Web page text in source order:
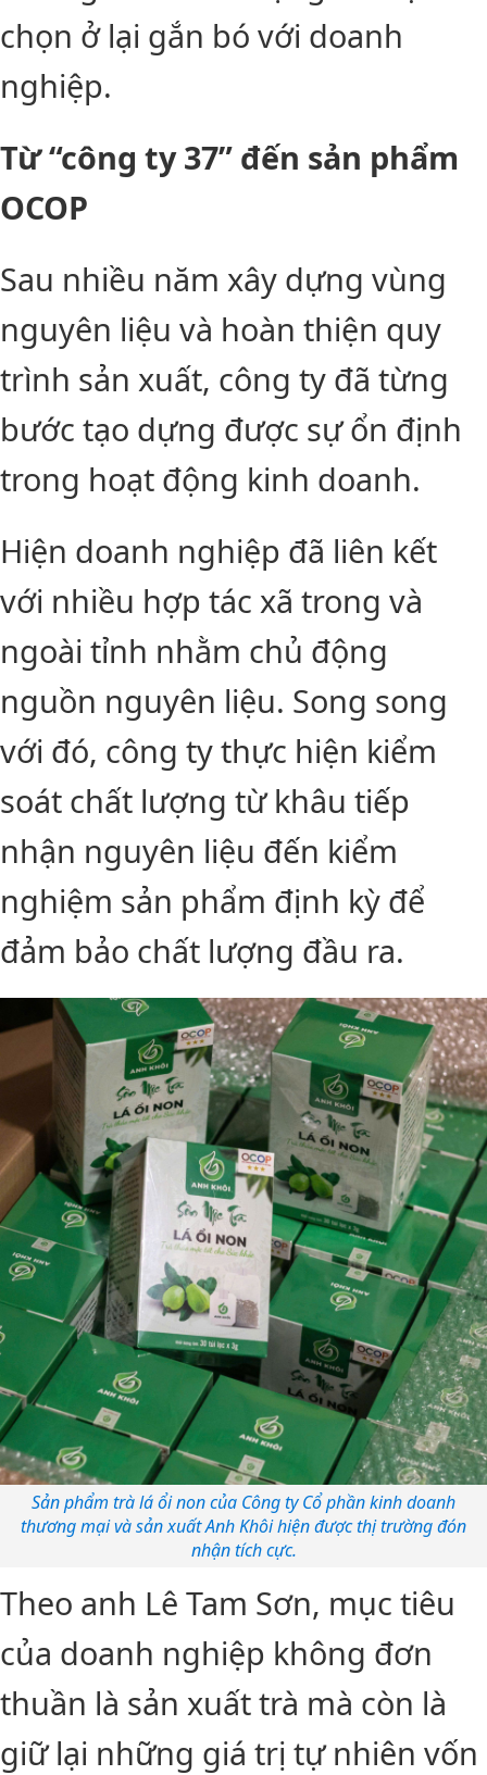
chọn ở lại gắn bó với doanh
nghiệp.
Từ “công ty 37” đến sản phẩm
OCOP
Sau nhiều năm xây dựng vùng
nguyên liệu và hoàn thiện quy
trình sản xuất, công ty đã từng
bước tạo dựng được sự ổn định
trong hoạt động kinh doanh.
Hiện doanh nghiệp đã liên kết
với nhiều hợp tác xã trong và
ngoài tỉnh nhằm chủ động
nguồn nguyên liệu. Song song
với đó, công ty thực hiện kiểm
soát chất lượng từ khâu tiếp
nhận nguyên liệu đến kiểm
nghiệm sản phẩm định kỳ để
đảm bảo chất lượng đầu ra.
Sản phẩm trà lá ổi non của Công ty Cổ phần kinh doanh
thương mại và sản xuất Anh Khôi hiện được thị trường đón
nhận tích cực.
Theo anh Lê Tam Sơn, mục tiêu
của doanh nghiệp không đơn
thuần là sản xuất trà mà còn là
giữ lại những giá trị tự nhiên vốn